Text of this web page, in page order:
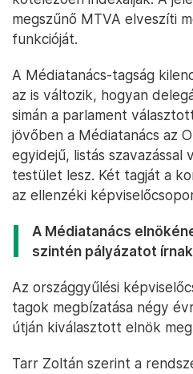
megszűnő MTVA elveszíti
funkcióját.
A Médiatanács-tagság
az is változik, hogyan
simán a parlament
jövőben a Médiatanács az
egyidejű, listás
testület lesz. Két tagját a
az ellenzéki
A Médiatanács
szintén pályázatot
Az országgyűlési
tagok megbízatása négy
útján kiválasztott elnök
Tarr Zoltán szerint a